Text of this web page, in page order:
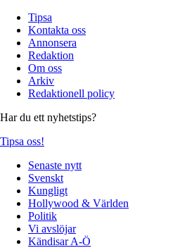
Tipsa
Kontakta oss
Annonsera
Redaktion
Om oss
Arkiv
Redaktionell policy
Har du ett nyhetstips?
Tipsa oss!
Senaste nytt
Svenskt
Kungligt
Hollywood & Världen
Politik
Vi avslöjar
Kändisar A-Ö